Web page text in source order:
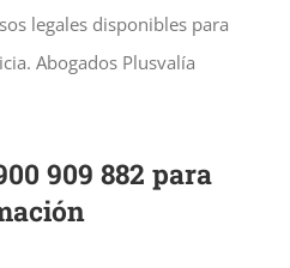
legales disponibles para
Abogados Plusvalía
909 882 para